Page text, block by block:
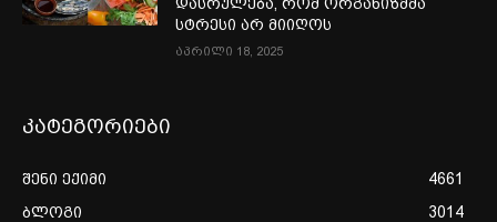
სტრესი არ მიიღოს
აპრილი 18, 2025
კატეგორიები
შენი ექიმი
4661
ბლოგი
3014